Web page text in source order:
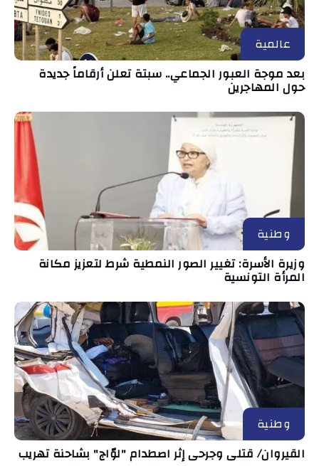
عالمية
بعد موجة العبور الجماعي.. سبتة تعلن أرقاماً جديدة
حول المهاجرين
وطنية
وزيرة الأسرة: تغيير الصور النمطية شرط لتعزيز مكانة
المرأة التونسية
وطنية
القيروان/ قتلى وجرحى إثر اصطدام "لوّاج" بشاحنة تهريب